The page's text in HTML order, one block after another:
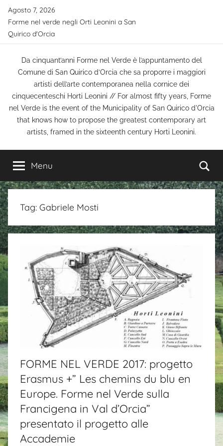
Salta
contenuto
Agosto 7, 2026
Forme nel verde negli Orti Leonini a San
Quirico d'Orcia
Da cinquant’anni Forme nel Verde è l’appuntamento del
Comune di San Quirico d’Orcia che sa proporre i maggiori
artisti dell’arte contemporanea nella cornice dei
cinquecenteschi Horti Leonini // For almost fifty years, Forme
nel Verde is the event of the Municipality of San Quirico d'Orcia
that knows how to propose the greatest contemporary art
artists, framed in the sixteenth century Horti Leonini.
Menu
Tag: Gabriele Mosti
FORME NEL VERDE 2017: progetto
Erasmus +” Les chemins du blu en
Europe. Forme nel Verde sulla
Francigena in Val d’Orcia”
presentato il progetto alle
Accademie